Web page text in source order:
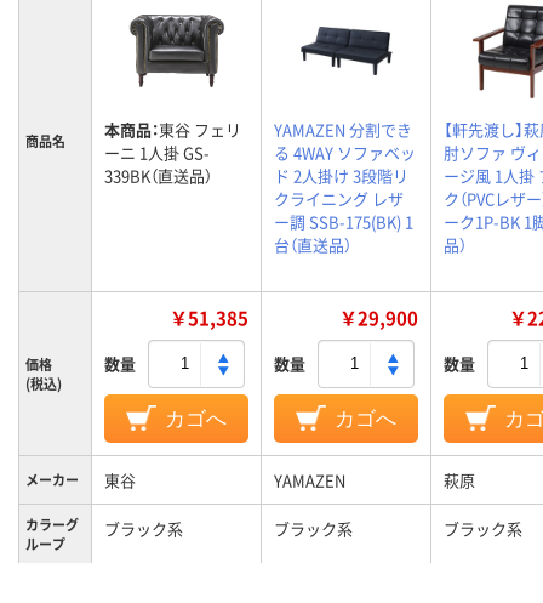
商品名 本商品：東谷 フェリ
ーニ 1人掛 GS-
339BK（直送品）
YAMAZEN 分割でき
る 4WAY ソファベッ
ド 2人掛け 3段階リ
クライニング レザ
ー調 SSB-175(BK) 1
台（直送品）
【軒先渡し】
肘ソファ ヴ
ージ風 1人掛
ク（PVCレザ
ーク1P-BK 1
品）
価格
(税込)
￥51,385
数量
カゴへ
￥29,900
数量
カゴへ
￥
数量
カ
メーカー 東谷 YAMAZEN 萩原
カラーグ
ループ
ブラック系 ブラック系 ブラック系